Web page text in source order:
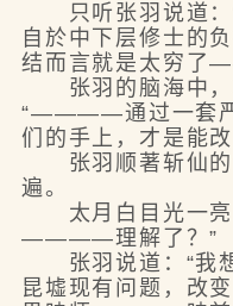
只听张羽说道：“
自於中下层修士的
结而言就是太穷
张羽的脑海中，
“————通过一套严
们的手上，才是能
张羽顺著斩仙的
遍。
太月白目光一亮
————理解了？”
张羽说道：“我想
昆墟现有问题，改